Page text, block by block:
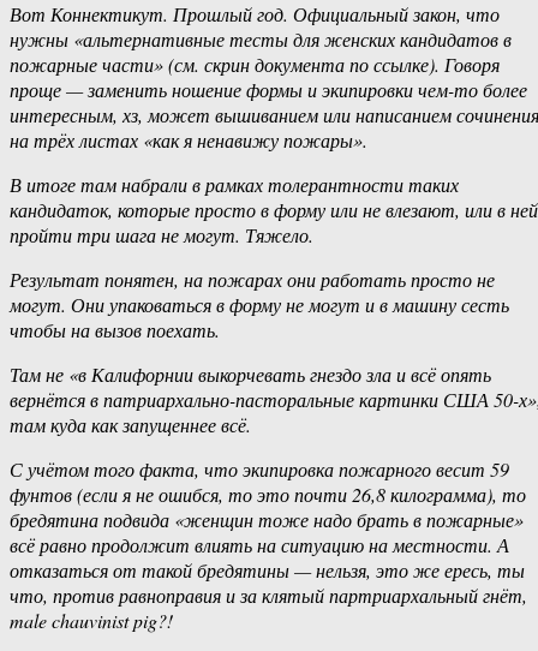
Вот Коннектикут. Прошлый год. Официальный закон, что
нужны «альтернативные тесты для женских кандидатов в
пожарные части» (см. скрин документа по ссылке). Говоря
проще — заменить ношение формы и экипировки чем-то более
интересным, хз, может вышиванием или написанием сочинения
на трёх листах «как я ненавижу пожары».
В итоге там набрали в рамках толерантности таких
кандидаток, которые просто в форму или не влезают, или в ней
пройти три шага не могут. Тяжело.
Результат понятен, на пожарах они работать просто не
могут. Они упаковаться в форму не могут и в машину сесть
чтобы на вызов поехать.
Там не «в Калифорнии выкорчевать гнездо зла и всё опять
вернётся в патриархально-пасторальные картинки США 50-
там куда как запущеннее всё.
С учётом того факта, что экипировка пожарного весит 59
фунтов (если я не ошибся, то это почти 26,8 килограмма), то
бредятина подвида «женщин тоже надо брать в пожарные»
всё равно продолжит влиять на ситуацию на местности. А
отказаться от такой бредятины — нельзя, это же ересь, ты
что, против равноправия и за клятый партриархальный гнёт,
male chauvinist pig?!